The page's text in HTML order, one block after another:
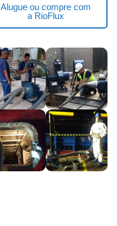
Alugue ou compre com
a RioFlux